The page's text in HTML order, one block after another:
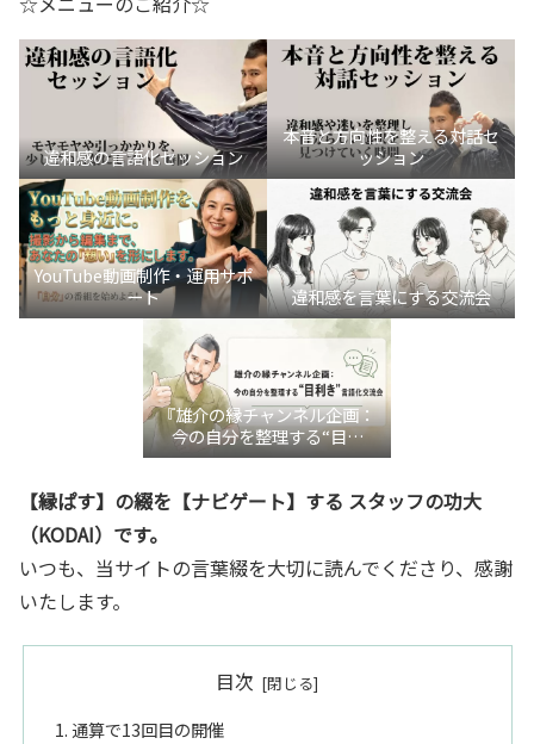
違和感の言語化セッション
本音と方向性を整える対話セ
ッション
YouTube動画制作・運用サポ
ート
違和感を言葉にする交流会
『雄介の縁チャンネル企画：
今の自分を整理する“目利
き”言語化交流会』
【縁ぱす】の綴を【ナビゲート】する スタッフの功大
（KODAI）です。
いつも、当サイトの言葉綴を大切に読んでくださり、感謝
いたします。
目次
通算で13回目の開催